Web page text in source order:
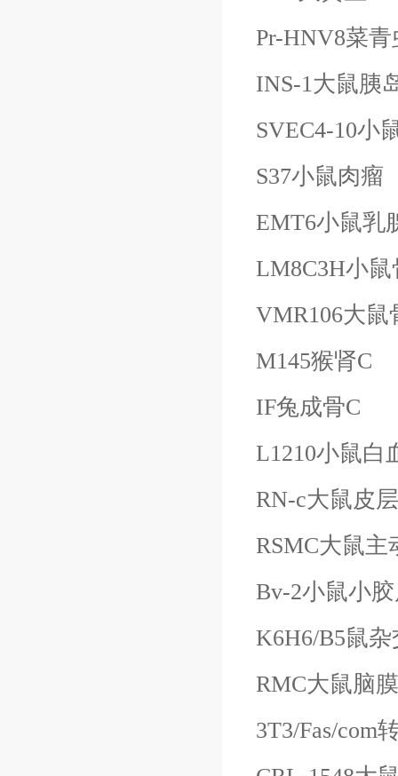
Pr-HNV8菜
INS-1大鼠胰
SVEC4-10小
S37小鼠肉瘤
EMT6小鼠乳
LM8C3H小
VMR106大鼠
M145猴肾C
IF兔成骨C
L1210小鼠白
RN-c大鼠皮
RSMC大鼠
Bv-2小鼠小
K6H6/B5鼠
RMC大鼠脑
3T3/Fas/com